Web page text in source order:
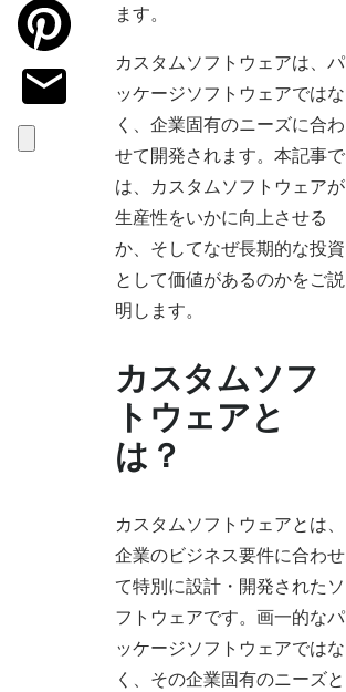
ます。
カスタムソフトウェアは、パ
ッケージソフトウェアではな
く、企業固有のニーズに合わ
せて開発されます。本記事で
は、カスタムソフトウェアが
生産性をいかに向上させる
か、そしてなぜ長期的な投資
として価値があるのかをご説
明します。
カスタムソフ
トウェアと
は？
カスタムソフトウェアとは、
企業のビジネス要件に合わせ
て特別に設計・開発されたソ
フトウェアです。画一的なパ
ッケージソフトウェアではな
く、その企業固有のニーズと